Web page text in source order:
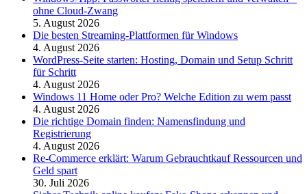
ohne Cloud-Zwang
5. August 2026
Die besten Streaming-Plattformen für Windows
4. August 2026
WordPress-Seite starten: Hosting, Domain und Setup Schritt
für Schritt
4. August 2026
Windows 11 Home oder Pro? Welche Edition zu wem passt
4. August 2026
Die richtige Domain finden: Namensfindung und
Registrierung
4. August 2026
Re-Commerce erklärt: Warum Gebrauchtkauf Ressourcen und
Geld spart
30. Juli 2026